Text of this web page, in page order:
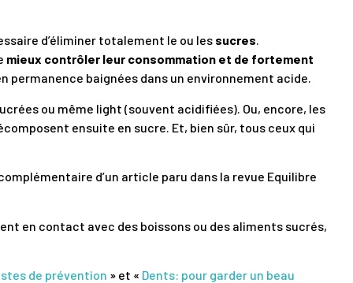
d’éliminer totalement le ou les sucres.
mieux contrôler leur consommation et de fortement
permanence baignées dans un environnement acide.
ou même light (souvent acidifiées). Ou, encore, les
ensuite en sucre. Et, bien sûr, tous ceux qui
d’un article paru dans la revue Equilibre
en contact avec des boissons ou des aliments sucrés,
de prévention » et « Dents: pour garder un beau